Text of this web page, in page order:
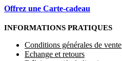
Offrez une Carte-cadeau
INFORMATIONS PRATIQUES
Conditions générales de vente
Echange et retours